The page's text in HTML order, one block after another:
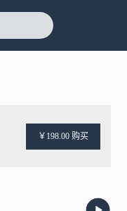
￥198.00 购买